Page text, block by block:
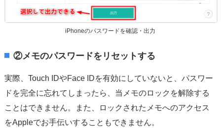
iPhoneのパスワードを確認・出力
②メモのパスワードをリセットする
実際、Touch IDやFace IDを有効にしていないと、パスワー
ドを完全に忘れてしまったら、当メモのロックを解除する
ことはできません。また、ロックされたメモへのアクセス
をAppleでお手伝いすることもできません。